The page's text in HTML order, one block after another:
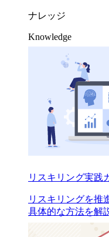
ナレッジ
Knowledge
リスキリング実践
リスキリングを推
具体的な方法を解